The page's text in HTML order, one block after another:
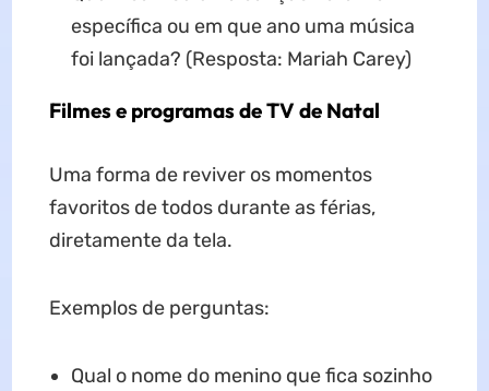
específica ou em que ano uma música
foi lançada? (Resposta: Mariah Carey)
Filmes e programas de TV de Natal
Uma forma de reviver os momentos
favoritos de todos durante as férias,
diretamente da tela.
Exemplos de perguntas:
Qual o nome do menino que fica sozinho